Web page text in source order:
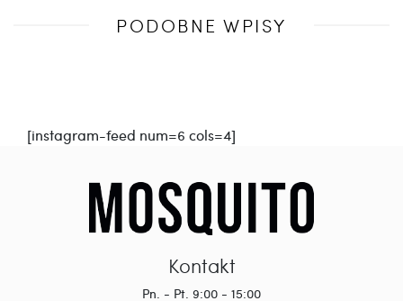
PODOBNE WPISY
[instagram-feed num=6 cols=4]
Kontakt
Pn. - Pt. 9:00 - 15:00